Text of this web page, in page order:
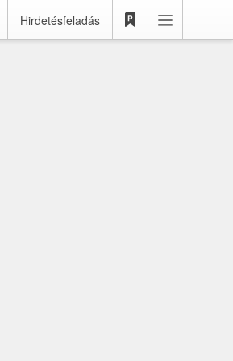
Hirdetésfeladás